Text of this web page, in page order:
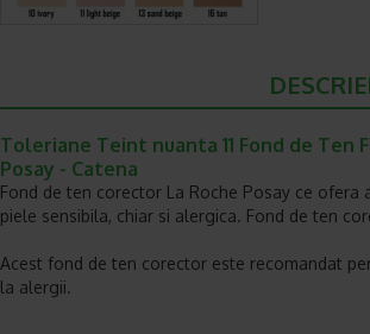
Toleriane Teint nuanta 11 Fond de Ten
Posay - Catena
Fond de ten corector La Roche Posay ce ofera
piele sensibila, chiar si alergica. Fond de ten
Acest fond de ten corector este recomandat
la alergii.